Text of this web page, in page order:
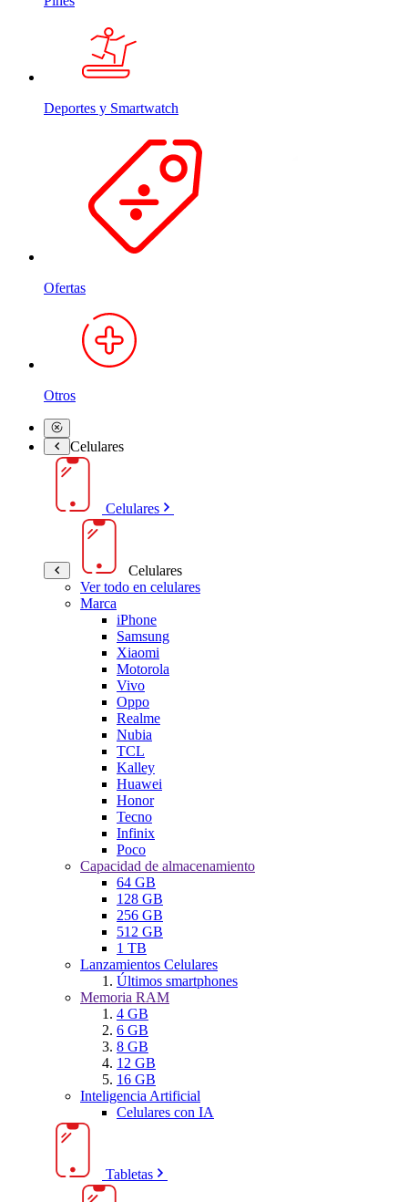
Deportes y Smartwatch
Ofertas
Otros
Celulares
Celulares
Celulares
Ver todo en celulares
Marca
iPhone
Samsung
Xiaomi
Motorola
Vivo
Oppo
Realme
Nubia
TCL
Kalley
Huawei
Honor
Tecno
Infinix
Poco
Capacidad de almacenamiento
64 GB
128 GB
256 GB
512 GB
1 TB
Lanzamientos Celulares
Últimos smartphones
Memoria RAM
4 GB
6 GB
8 GB
12 GB
16 GB
Inteligencia Artificial
Celulares con IA
Tabletas